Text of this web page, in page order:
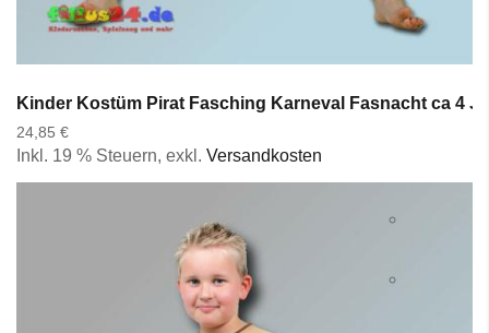
Kinder Kostüm Pirat Fasching Karneval Fasnacht ca 4
24,85 €
Inkl. 19 % Steuern, exkl. Versandkosten